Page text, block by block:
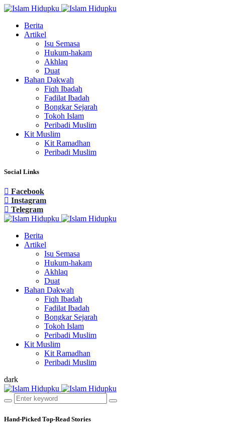
Berita
Artikel
Isu Semasa
Hukum-hakam
Akhlaq
Duat
Bahan Dakwah
Fiqh Ibadah
Fadilat Ibadah
Bongkar Sejarah
Tokoh Islam
Peribadi Muslim
Kit Muslim
Kit Ramadhan
Peribadi Muslim
Social Links
Facebook
Instagram
Telegram
Berita
Artikel
Isu Semasa
Hukum-hakam
Akhlaq
Duat
Bahan Dakwah
Fiqh Ibadah
Fadilat Ibadah
Bongkar Sejarah
Tokoh Islam
Peribadi Muslim
Kit Muslim
Kit Ramadhan
Peribadi Muslim
dark
Hand-Picked Top-Read Stories